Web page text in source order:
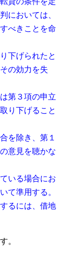
においては、
べきことを命
下げられたと
の効力を失
第３項の申立
り下げること
を除き、第１
意見を聴かな
いる場合にお
て準用する。
るには、借地
。